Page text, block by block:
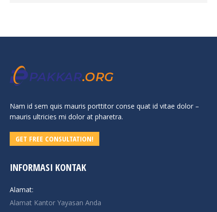
Nam id sem quis mauris porttitor conse quat id vitae dolor –
mauris ultricies mi dolor at pharetra.
GET FREE CONSULTATION!
INFORMASI KONTAK
Alamat:
Alamat Kantor Yayasan Anda